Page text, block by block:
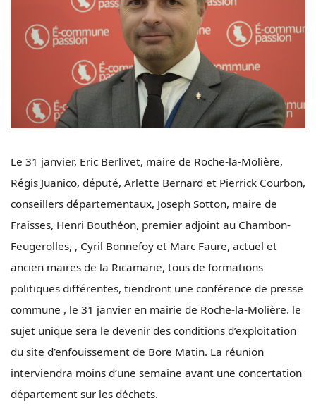
Le 31 janvier, Eric Berlivet, maire de Roche-la-Molière,
Régis Juanico, député, Arlette Bernard et Pierrick Courbon,
conseillers départementaux, Joseph Sotton, maire de
Fraisses, Henri Bouthéon, premier adjoint au Chambon-
Feugerolles, , Cyril Bonnefoy et Marc Faure, actuel et
ancien maires de la Ricamarie, tous de formations
politiques différentes, tiendront une conférence de presse
commune , le 31 janvier en mairie de Roche-la-Molière. le
sujet unique sera le devenir des conditions d’exploitation
du site d’enfouissement de Bore Matin. La réunion
interviendra moins d’une semaine avant une concertation
département sur les déchets.